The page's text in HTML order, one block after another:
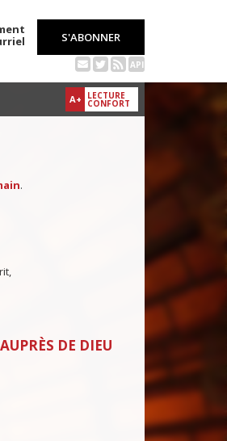
S'ABONNER
API
A+ LECTURE
CONFORT
.
DE DIEU